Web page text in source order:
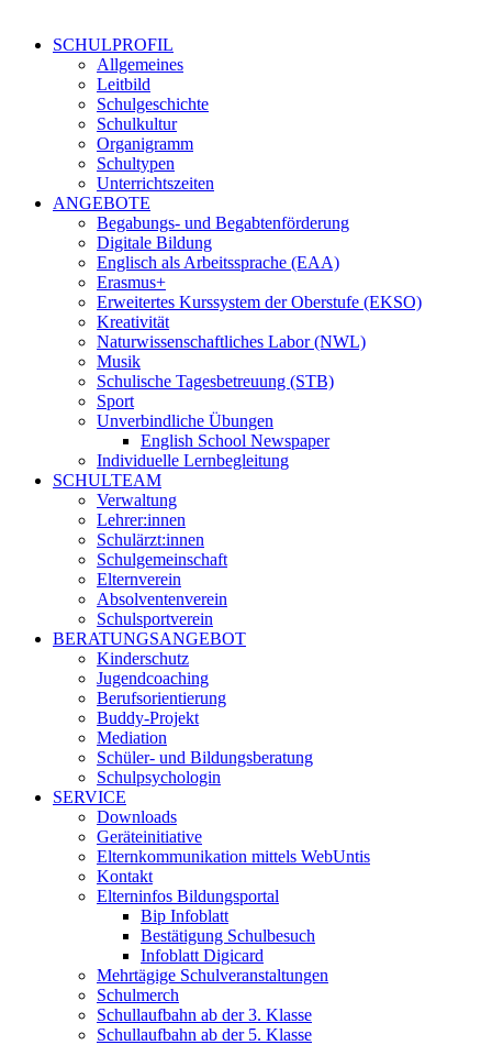
SCHULPROFIL
Allgemeines
Leitbild
Schulgeschichte
Schulkultur
Organigramm
Schultypen
Unterrichtszeiten
ANGEBOTE
Begabungs- und Begabtenförderung
Digitale Bildung
Englisch als Arbeitssprache (EAA)
Erasmus+
Erweitertes Kurssystem der Oberstufe (EKSO)
Kreativität
Naturwissenschaftliches Labor (NWL)
Musik
Schulische Tagesbetreuung (STB)
Sport
Unverbindliche Übungen
English School Newspaper
Individuelle Lernbegleitung
SCHULTEAM
Verwaltung
Lehrer:innen
Schulärzt:innen
Schulgemeinschaft
Elternverein
Absolventenverein
Schulsportverein
BERATUNGSANGEBOT
Kinderschutz
Jugendcoaching
Berufsorientierung
Buddy-Projekt
Mediation
Schüler- und Bildungsberatung
Schulpsychologin
SERVICE
Downloads
Geräteinitiative
Elternkommunikation mittels WebUntis
Kontakt
Elterninfos Bildungsportal
Bip Infoblatt
Bestätigung Schulbesuch
Infoblatt Digicard
Mehrtägige Schulveranstaltungen
Schulmerch
Schullaufbahn ab der 3. Klasse
Schullaufbahn ab der 5. Klasse